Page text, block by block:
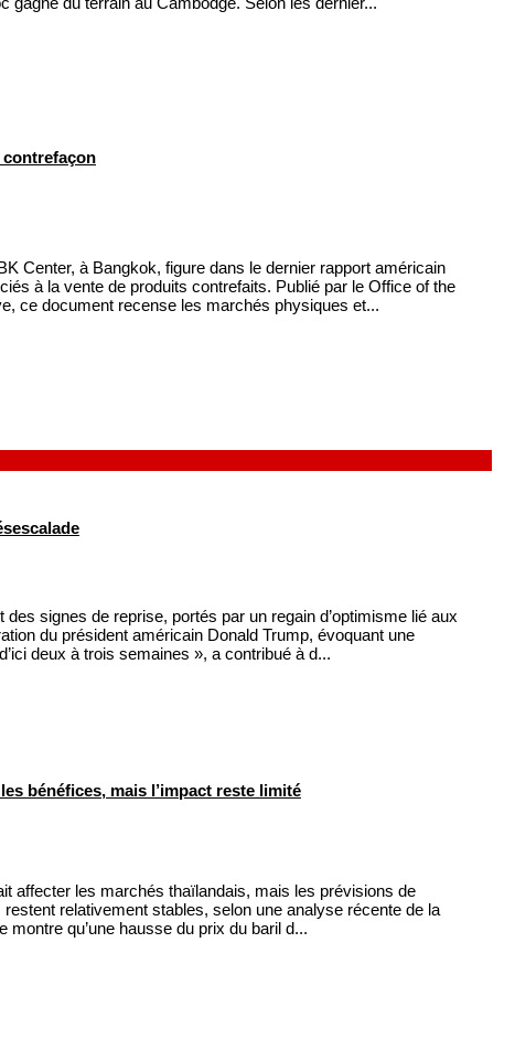
contrefaçon
Center, à Bangkok, figure dans le dernier rapport américain
à la vente de produits contrefaits. Publié par le Office of the
ce document recense les marchés physiques et...
signes de reprise, portés par un regain d’optimisme lié aux
du président américain Donald Trump, évoquant une
deux à trois semaines », a contribué à d...
bénéfices, mais l’impact reste limité
affecter les marchés thaïlandais, mais les prévisions de
relativement stables, selon une analyse récente de la
qu’une hausse du prix du baril d...